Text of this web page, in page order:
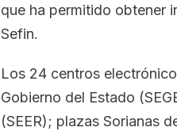
que ha permitido obtener
Sefin.
Los 24 centros
Gobierno del Estado
(SEER); plazas Sorianas